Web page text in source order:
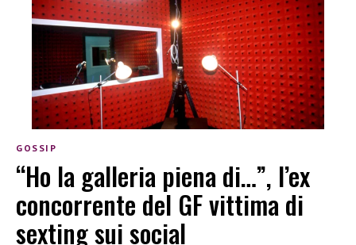
GOSSIP
“Ho la galleria piena di…”, l’ex
concorrente del GF vittima di
sexting sui social